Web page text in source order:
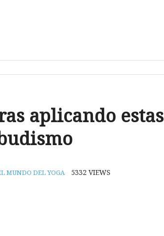
aplicando estas
MUNDO DEL YOGA 5332 VIEWS